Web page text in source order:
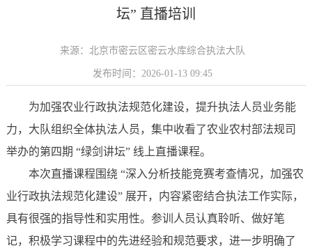
坛” 直播培训
来源：北京市密云区密云水库综合执法大队
发布时间：2026-01-13 09:45
为加强农业行政执法规范化建设，提升执法人员业务能
力，大队组织全体执法人员，集中收看了农业农村部法规司
举办的第四期 “绿剑讲坛” 线上直播课程。
本次直播课程围绕 “深入分析技能竞赛考查情况，加强农
业行政执法规范化建设” 展开，内容紧密结合执法工作实际，
具有很强的指导性和实用性。参训人员认真聆听、做好笔
记，积极学习课程中的先进经验和规范要求，进一步明确了